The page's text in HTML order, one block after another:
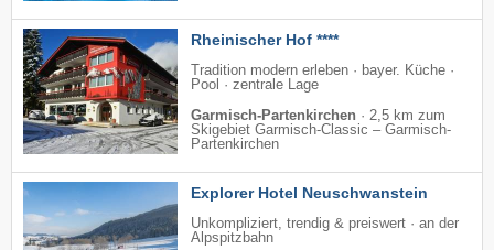
Rheinischer Hof ****
Tradition modern erleben · bayer. Küche ·
Pool · zentrale Lage
Garmisch-Partenkirchen · 2,5 km zum
Skigebiet Garmisch-Classic – Garmisch-
Partenkirchen
Explorer Hotel Neuschwanstein
Unkompliziert, trendig & preiswert · an der
Alpspitzbahn